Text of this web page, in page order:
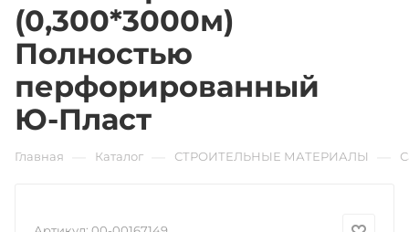
(0,300*3000м)
Полностью
перфорированный
Ю-Пласт
Главная Каталог СТРОИТЕЛЬНЫЕ МАТЕРИАЛЫ